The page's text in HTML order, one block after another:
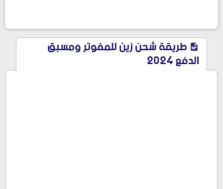
طريقة شحن زين للمفوتر ومسبق
الدفع 2024